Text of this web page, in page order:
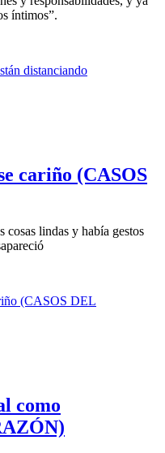
íntimos”.
cariño (CASOS
cosas lindas y había gestos
como